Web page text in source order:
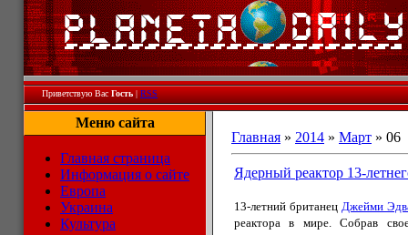
Приветствую Вас Гость|RSS
Меню сайта
Главная страница
Информация о сайте
Европа
Украина
Культура
Главная » 2014 » Март » 06
Ядерный реактор 13-
13-летний британецДжейми
реактора в мире. Собрав